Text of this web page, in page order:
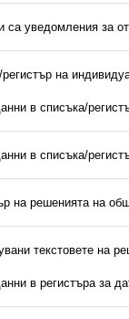
са уведомления за
на
в списъка/
в списъка/
на решенията на
текстовете на
в регистъра за